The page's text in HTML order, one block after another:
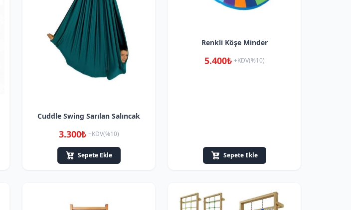
Cuddle Swing Sarılan Salıncak
3.300₺ +KDV(%10)
Sepete Ekle
Renkli Köşe Minder
5.400₺ +KDV(%10)
Sepete Ekle